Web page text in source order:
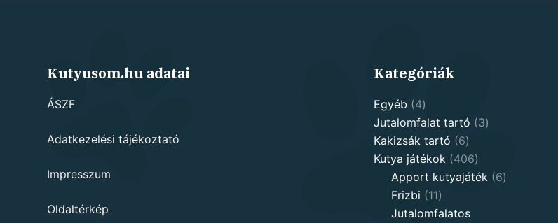
Kutyusom.hu adatai
ÁSZF
Adatkezelési tájékoztató
Impresszum
Oldaltérkép
Kategóriák
Egyéb 44
products
Jutalomfalat tartó 33
Kakizsák tartó 66
products
Kutya játékok 406406
products
Apport kutyajáték 66
Frizbi 1111
products
Jutalomfalatos